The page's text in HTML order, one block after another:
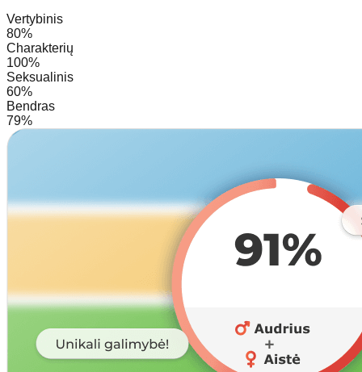
Vertybinis
80%
Charakterių
100%
Seksualinis
60%
Bendras
79%